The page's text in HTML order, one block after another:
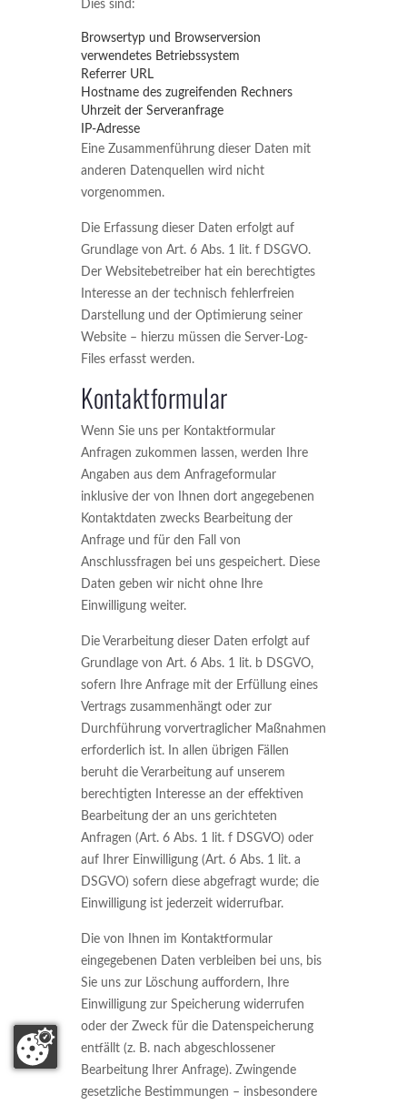
Dies sind:
Browsertyp und Browserversion
verwendetes Betriebssystem
Referrer URL
Hostname des zugreifenden Rechners
Uhrzeit der Serveranfrage
IP-Adresse
Eine Zusammenführung dieser Daten mit
anderen Datenquellen wird nicht
vorgenommen.
Die Erfassung dieser Daten erfolgt auf
Grundlage von Art. 6 Abs. 1 lit. f DSGVO.
Der Websitebetreiber hat ein berechtigtes
Interesse an der technisch fehlerfreien
Darstellung und der Optimierung seiner
Website – hierzu müssen die Server-Log-
Files erfasst werden.
Kontaktformular
Wenn Sie uns per Kontaktformular
Anfragen zukommen lassen, werden Ihre
Angaben aus dem Anfrageformular
inklusive der von Ihnen dort angegebenen
Kontaktdaten zwecks Bearbeitung der
Anfrage und für den Fall von
Anschlussfragen bei uns gespeichert. Diese
Daten geben wir nicht ohne Ihre
Einwilligung weiter.
Die Verarbeitung dieser Daten erfolgt auf
Grundlage von Art. 6 Abs. 1 lit. b DSGVO,
sofern Ihre Anfrage mit der Erfüllung eines
Vertrags zusammenhängt oder zur
Durchführung vorvertraglicher Maßnahmen
erforderlich ist. In allen übrigen Fällen
beruht die Verarbeitung auf unserem
berechtigten Interesse an der effektiven
Bearbeitung der an uns gerichteten
Anfragen (Art. 6 Abs. 1 lit. f DSGVO) oder
auf Ihrer Einwilligung (Art. 6 Abs. 1 lit. a
DSGVO) sofern diese abgefragt wurde; die
Einwilligung ist jederzeit widerrufbar.
Die von Ihnen im Kontaktformular
eingegebenen Daten verbleiben bei uns, bis
Sie uns zur Löschung auffordern, Ihre
Einwilligung zur Speicherung widerrufen
oder der Zweck für die Datenspeicherung
entfällt (z. B. nach abgeschlossener
Bearbeitung Ihrer Anfrage). Zwingende
gesetzliche Bestimmungen – insbesondere